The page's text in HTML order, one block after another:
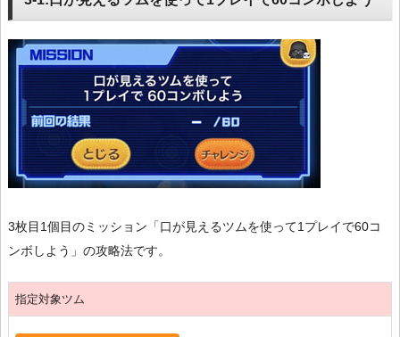
3枚目1個目のミッション「口が見えるツムを使って1プレイで60コ
ンボしよう」の攻略法です。
指定対象ツム